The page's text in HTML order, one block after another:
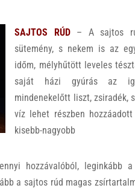
SAJTOS RÚD– A sajtos
sütemény, s nekem is az
időm, mélyhűtött leveles
saját házi gyúrás az
mindenekelőtt liszt, zsiradék,
víz lehet részben
kisebb-nagyobb
hozzávalóból, leginkább
a sajtos rúd magas